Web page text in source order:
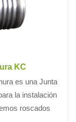
KC
es una Junta
la instalación
roscados